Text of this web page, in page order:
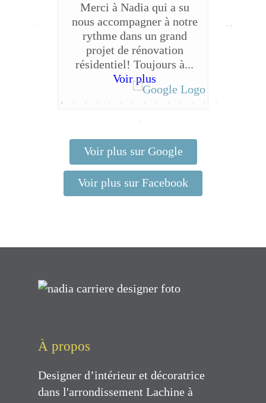
Merci à Nadia qui a su
nous accompagner à notre
rythme dans un grand
projet de rénovation
résidentiel! Toujours à...
Voir plus
Voir plus sur Google
Voir plus sur Facebook
À propos
Designer d’intérieur et décoratrice
dans l'arrondissement Lachine à